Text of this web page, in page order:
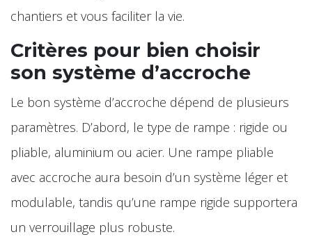
chantiers et vous faciliter la vie.
Critères pour bien choisir
son système d’accroche
Le bon système d’accroche dépend de plusieurs
paramètres. D’abord, le type de rampe : rigide ou
pliable, aluminium ou acier. Une rampe pliable
avec accroche aura besoin d’un système léger et
modulable, tandis qu’une rampe rigide supportera
un verrouillage plus robuste.